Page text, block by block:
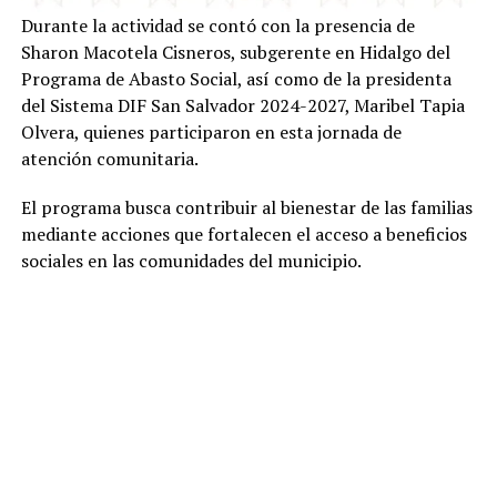
Durante la actividad se contó con la presencia de
Sharon Macotela Cisneros, subgerente en Hidalgo del
Programa de Abasto Social, así como de la presidenta
del Sistema DIF San Salvador 2024-2027, Maribel Tapia
Olvera, quienes participaron en esta jornada de
atención comunitaria.
El programa busca contribuir al bienestar de las familias
mediante acciones que fortalecen el acceso a beneficios
sociales en las comunidades del municipio.